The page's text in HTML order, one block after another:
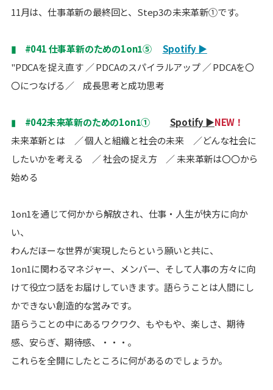
11月は、仕事革新の最終回と、Step3の未来革新①です。
▮ #041 仕事革新のための1on1⑤ Spotify▶
"PDCAを捉え直す ／ PDCAのスパイラルアップ ／ PDCAを〇
〇につなげる／ 成長思考と成功思考
▮ #042未来革新のための1on1① Spotify ▶NEW！
未来革新とは ／ 個人と組織と社会の未来 ／どんな社会に
したいかを考える ／ 社会の捉え方 ／ 未来革新は〇〇から
始める
1on1を通じて何かから解放され、仕事・人生が快方に向か
い、
わんだほーな世界が実現したらという願いと共に、
1on1に関わるマネジャー、メンバー、そして人事の方々に向
けて役立つ話をお届けしていきます。語らうことは人間にし
かできない創造的な営みです。
語らうことの中にあるワクワク、もやもや、楽しさ、期待
感、安らぎ、期待感、・・・。
これらを全開にしたところに何があるのでしょうか。